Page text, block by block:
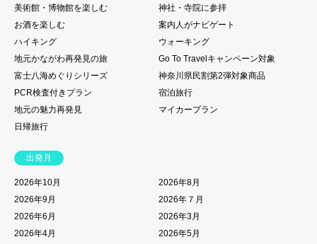
美術館・博物館を楽しむ
神社・寺院に参拝
お酒を楽しむ
案内人がナビゲート
ハイキング
ウォーキング
地元かながわ再発見の旅
Go To Travelキャンペーン対象
富士八海めぐりシリーズ
神奈川県民割第2弾対象商品
PCR検査付きプラン
宿泊旅行
地元の魅力再発見
マイカープラン
日帰旅行
出発月
2026年10月
2026年8月
2026年9月
2026年７月
2026年6月
2026年3月
2026年4月
2026年5月